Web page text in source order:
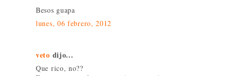
Besos guapa
lunes, 06 febrero, 2012
veto dijo...
Que rico, no??